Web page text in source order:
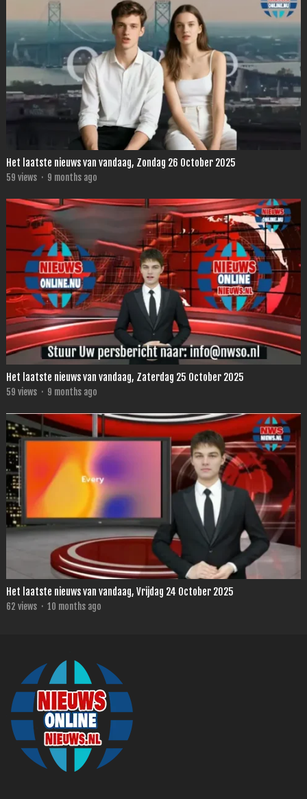
Het laatste nieuws van vandaag, Zondag 26 October 2025
59 views · 9 months ago
Het laatste nieuws van vandaag, Zaterdag 25 October 2025
59 views · 9 months ago
Het laatste nieuws van vandaag, Vrijdag 24 October 2025
62 views · 10 months ago